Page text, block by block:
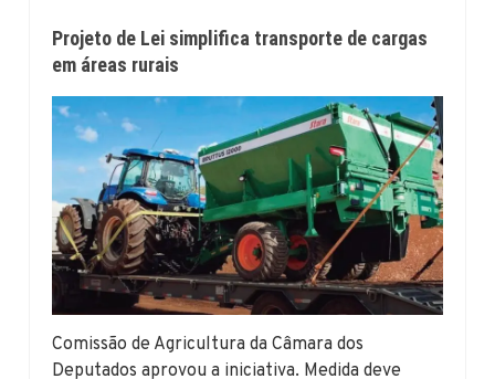
Projeto de Lei simplifica transporte de cargas
em áreas rurais
Comissão de Agricultura da Câmara dos
Deputados aprovou a iniciativa. Medida deve